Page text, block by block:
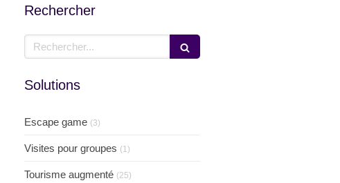
Rechercher
Rechercher
Solutions
Escape game (3)
Visites pour groupes (1)
Tourisme augmenté (25)